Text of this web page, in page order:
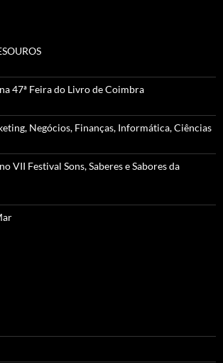
47ª Feira do Livro de Coimbra
Negócios, Finanças, Informática, Ciências
VII Festival Sons, Saberes e Sabores da